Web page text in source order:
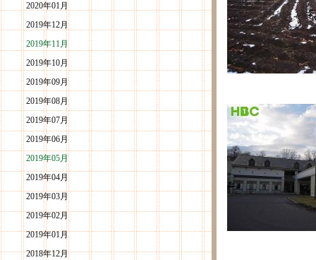
2020年01月
2019年12月
2019年11月
2019年10月
2019年09月
2019年08月
2019年07月
2019年06月
2019年05月
2019年04月
2019年03月
2019年02月
2019年01月
2018年12月